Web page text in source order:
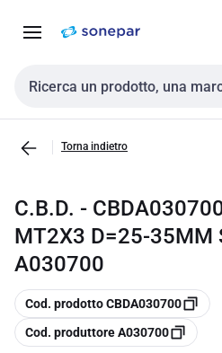
navigazione alla
Cerca input
Torna indietro
C.B.D. -
MT2X3 D=25-35MM
A030700
copia
Cod. prodotto CBDA030700
copia
Cod. produttore A030700